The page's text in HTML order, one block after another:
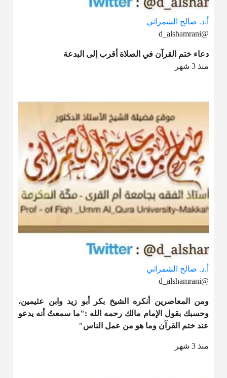
أ.د. صالح الشمراني
@d_alshamrani
دعاء ختم القرآن في الصلاة أقرب إلى البدعة
منذ 3 شهر
أ.د. صالح الشمراني
@d_alshamrani
ومن المعاصرين أنكره الشيخ بكر أبو زيد وابن عثيمين،
وحسبك بقول الإمام مالك رحمه الله :"ما سمعتُ أنه يدعو
عند ختم القرآن وما هو من عمل الناس"
منذ 3 شهر